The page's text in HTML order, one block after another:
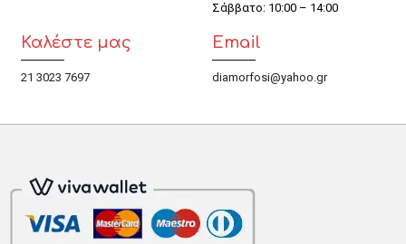
Σάββατο: 10:00 – 14:00
Καλέστε μας
21 3023 7697
Email
diamorfosi@yahoo.gr